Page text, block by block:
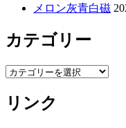
メロン灰青白磁
カテゴリー
カ
ゴ
リ
リンク